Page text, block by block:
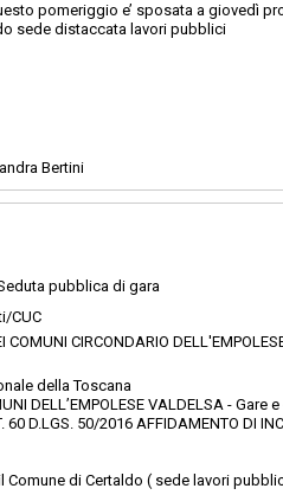
pomeriggio e’ sposata a giovedì
sede distaccata lavori pubblici
Bertini
pubblica di gara
CUC
COMUNI CIRCONDARIO
della Toscana
DELL’EMPOLESE VALDELSA - Gare
60 D.LGS. 50/2016 AFFIDAMENTO DI
Comune di Certaldo ( sede lavori